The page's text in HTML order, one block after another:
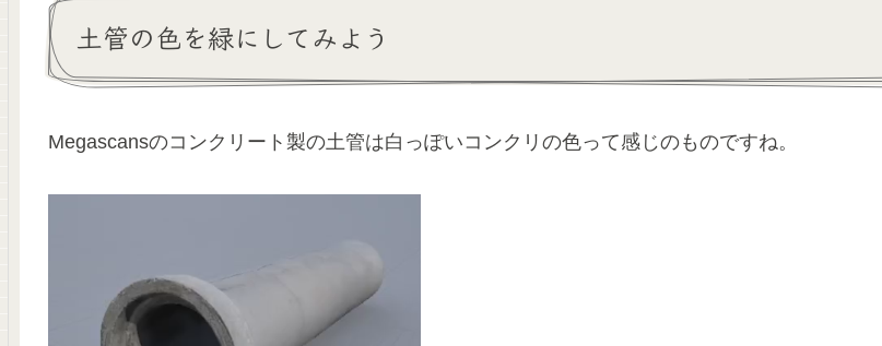
土管の色を緑にしてみよう
Megascansのコンクリート製の土管は白っぽいコンクリの色って感じのものですね。